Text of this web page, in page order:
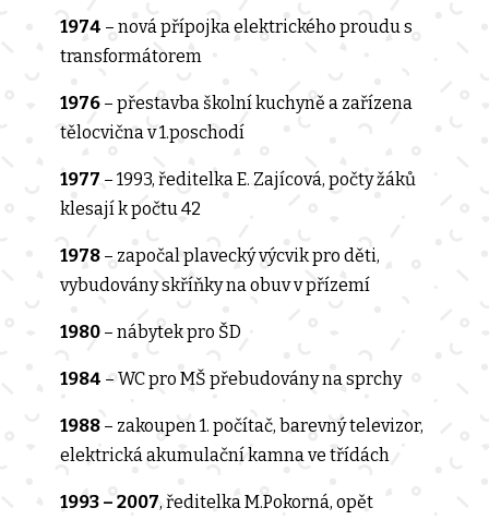
1974 – nová přípojka elektrického proudu s
transformátorem
1976– přestavba školní kuchyně a zařízena
tělocvična v 1.poschodí
1977 – 1993, ředitelka E. Zajícová, počty žáků
klesají k počtu 42
1978– započal plavecký výcvik pro děti,
vybudovány skříňky na obuv v přízemí
1980– nábytek pro ŠD
1984 – WC pro MŠ přebudovány na sprchy
1988– zakoupen 1. počítač, barevný televizor,
elektrická akumulační kamna ve třídách
1993 – 2007, ředitelka M.Pokorná, opět